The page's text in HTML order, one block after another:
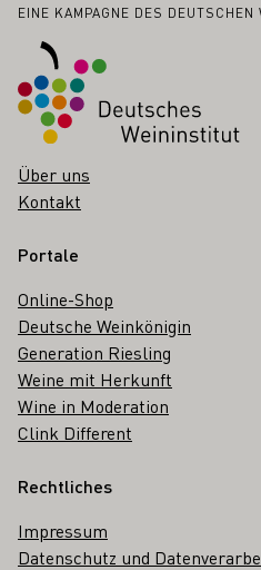
Fußbereich
EINE KAMPAGNE DES
Über uns
Kontakt
Portale
Online-Shop
Deutsche Weinkönigin
Generation Riesling
Weine mit Herkunft
Wine in Moderation
Clink Different
Rechtliches
Impressum
Datenschutz und